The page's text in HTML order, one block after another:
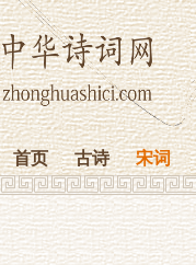
首页 古诗 宋词